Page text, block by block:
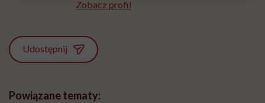
Zobacz profil
Udostępnij
Powiązane tematy: